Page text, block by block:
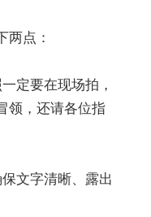
两点：
定要在现场拍，
领，还请各位指
文字清晰、露出